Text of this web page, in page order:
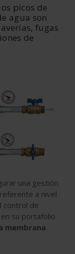
picos de
agua son
fugas
de
una gestión
a nivel
control de
su portafolio
membrana